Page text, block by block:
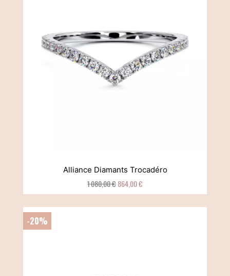
Alliance Diamants Trocadéro
1 080,00 €864,00 €
-20%